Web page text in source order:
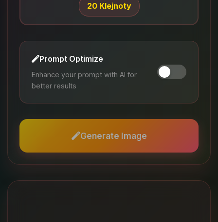
20 Klejnoty
Prompt Optimize
Enhance your prompt with AI for
better results
Generate Image